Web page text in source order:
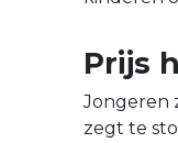
Prijs
Jongeren
zegt te